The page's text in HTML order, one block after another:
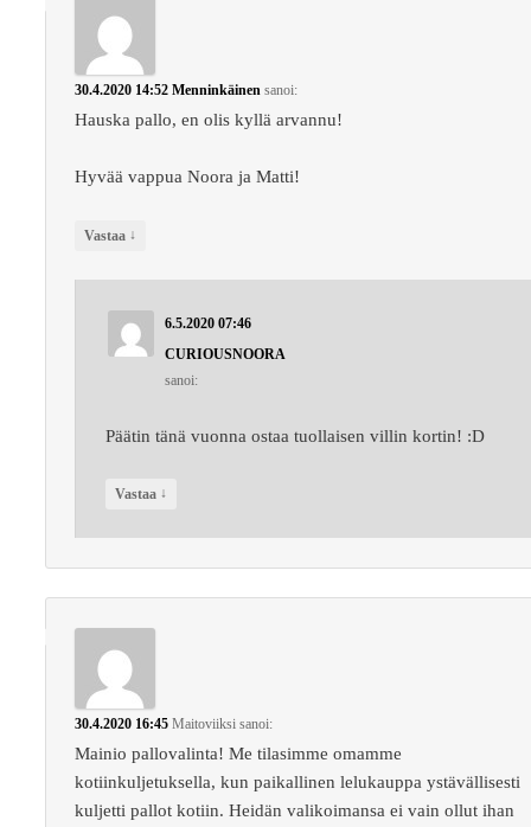
30.4.2020 14:52 Menninkäinen sanoi:
Hauska pallo, en olis kyllä arvannu!
Hyvää vappua Noora ja Matti!
Vastaa ↓
6.5.2020 07:46
CURIOUSNOORA
sanoi:
Päätin tänä vuonna ostaa tuollaisen villin kortin! :D
Vastaa ↓
30.4.2020 16:45 Maitoviiksi sanoi:
Mainio pallovalinta! Me tilasimme omamme
kotiinkuljetuksella, kun paikallinen lelukauppa ystävällisesti
kuljetti pallot kotiin. Heidän valikoimansa ei vain ollut ihan